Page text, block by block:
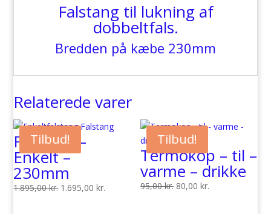
Falstang til lukning af
dobbeltfals.
Bredden på kæbe 230mm
Relaterede varer
Tilbud!
Falstang –
Enkelt –
230mm
1.895,00kr. Den
1.695,00kr.
Tilbud!
Termokop – til –
varme – drikke
95,00kr. Den
80,00kr.